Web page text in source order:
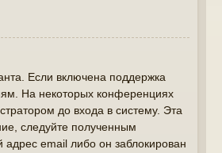
Если включена поддержка
На некоторых конференциях
до входа в систему. Эта
следуйте полученным
email либо он заблокирован